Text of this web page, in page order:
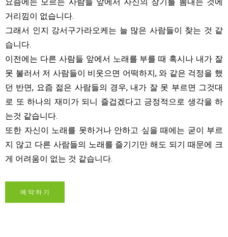
거리낌이 없습니다.
그래서 인지 강서구가라오케는 늘 많은 사람들이 찾는 것 같
습니다.
이전에는 다른 사람들 앞에서 노래를 부를 때 혹시나 내가 잘
못 불러서 저 사람들이 비웃으면 어떡하지, 와 같은 걱정을 했
던 반면, 요즘 젊은 사람들의 경우, 내가 잘 못 부르면 그것대
로 또 하나의 재미가 되니 즐겁겠다고 긍정적으로 생각을 하
는것 같습니다.
또한 자신이 노래를 못하거나 안하고 싶을 때에는 굳이 부르
지 않고 다른 사람들의 노래를 즐기기만 해도 되기 때문에 크
게 어려움이 없는 것 같습니다.
예 약 하 기